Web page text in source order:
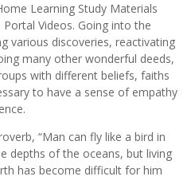
Learning Study Materials
Videos. Going into the
various discoveries, reactivating
many other wonderful deeds,
with different beliefs, faiths
to have a sense of empathy
“Man can fly like a bird in
depths of the oceans, but living
has become difficult for him